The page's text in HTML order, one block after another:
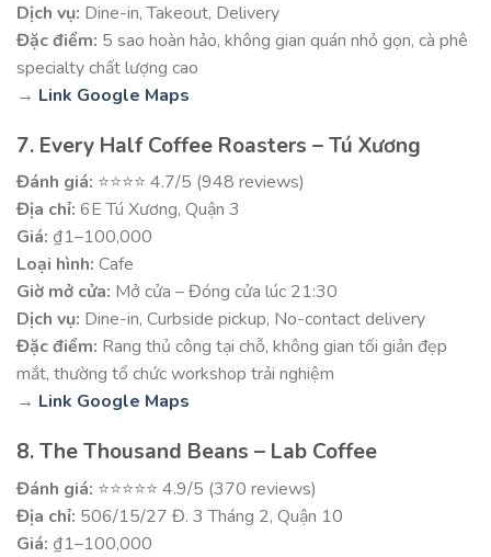
Dịch vụ: Dine-in, Takeout, Delivery
Đặc điểm: 5 sao hoàn hảo, không gian quán nhỏ gọn, cà phê
specialty chất lượng cao
→ Link Google Maps
7. Every Half Coffee Roasters – Tú Xương
Đánh giá: ⭐⭐⭐⭐ 4.7/5 (948 reviews)
Địa chỉ: 6E Tú Xương, Quận 3
Giá: ₫1–100,000
Loại hình: Cafe
Giờ mở cửa: Mở cửa – Đóng cửa lúc 21:30
Dịch vụ: Dine-in, Curbside pickup, No-contact delivery
Đặc điểm: Rang thủ công tại chỗ, không gian tối giản đẹp
mắt, thường tổ chức workshop trải nghiệm
→ Link Google Maps
8. The Thousand Beans – Lab Coffee
Đánh giá: ⭐⭐⭐⭐⭐ 4.9/5 (370 reviews)
Địa chỉ: 506/15/27 Đ. 3 Tháng 2, Quận 10
Giá: ₫1–100,000